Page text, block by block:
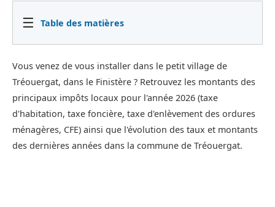
☰ Table des matières
Vous venez de vous installer dans le petit village de
Tréouergat, dans le Finistère ? Retrouvez les montants des
principaux impôts locaux pour l'année 2026 (taxe
d'habitation, taxe foncière, taxe d'enlèvement des ordures
ménagères, CFE) ainsi que l'évolution des taux et montants
des dernières années dans la commune de Tréouergat.